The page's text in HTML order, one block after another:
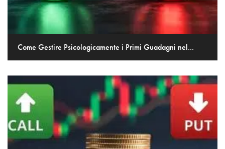
Come Gestire Psicologicamente i Primi Guadagni nel...